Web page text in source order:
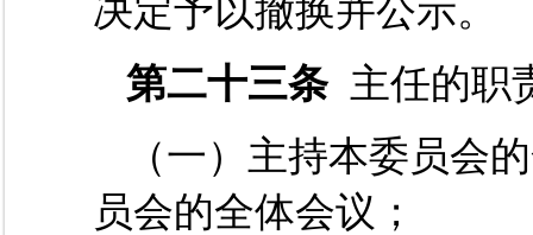
决定予以撤换并公示。
第二十三条 主任的职
（一）主持本委员会
员会的全体会议；